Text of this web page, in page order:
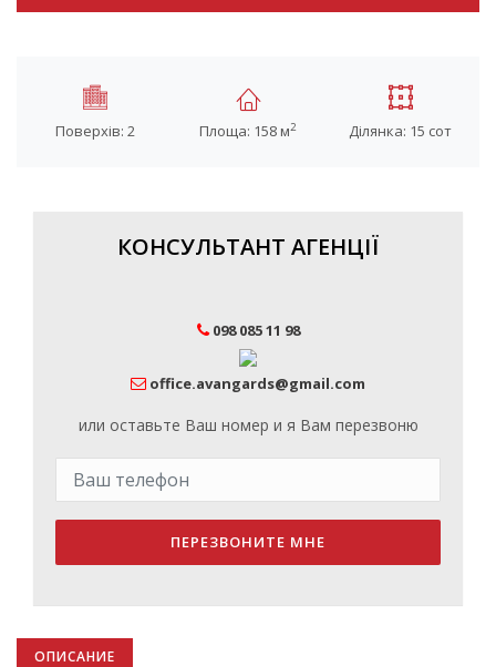
Поверхів: 2 Площа: 158 м2 Ділянка: 15 сот
КОНСУЛЬТАНТ АГЕНЦІЇ
098 085 11 98
office.avangards@gmail.com
или оставьте Ваш номер и я Вам перезвоню
ПЕРЕЗВОНИТЕ МНЕ
ОПИСАНИЕ